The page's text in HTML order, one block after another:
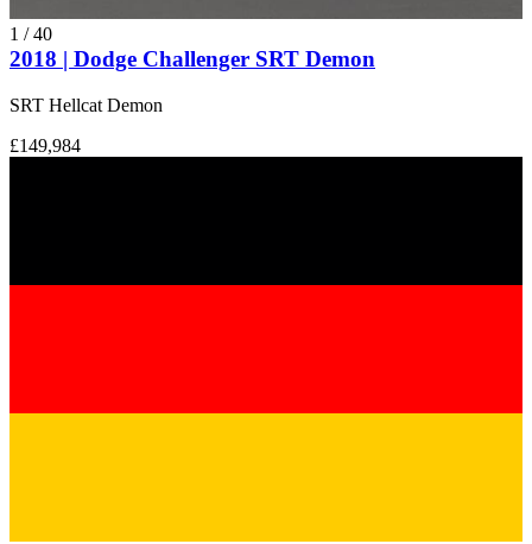
1 /40
2018 | Dodge Challenger SRT Demon
SRT Hellcat Demon
£149,984